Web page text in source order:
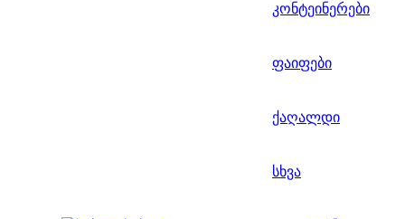
კონტეინერები
ფაიფები
ქაღალდი
სხვა